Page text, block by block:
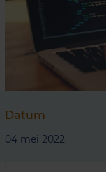
Datum
04 mei 2022